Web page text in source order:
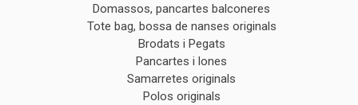
Domassos, pancartes balconeres
Tote bag, bossa de nanses originals
Brodats i Pegats
Pancartes i lones
Samarretes originals
Polos originals